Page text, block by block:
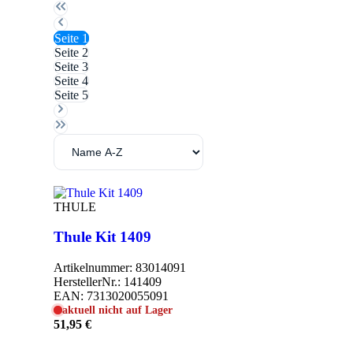
Seite 1
Seite 2
Seite 3
Seite 4
Seite 5
THULE
Thule Kit 1409
Artikelnummer: 83014091
HerstellerNr.: 141409
EAN: 7313020055091
aktuell nicht auf Lager
51,95 €